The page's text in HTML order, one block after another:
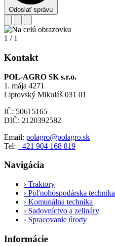
Odoslať správu
1 / 1
Kontakt
POL-AGRO SK s.r.o.
1. mája 4271
Liptovský Mikuláš 031 01
IČ: 50615165
DIČ: 2120392582
Email: polagro@polagro.sk
Tel: +421 904 168 819
Navigácia
› Traktory
› Poľnohospodárska technika
› Komunálna technika
› Sadovníctvo a zelináry
› Spracovanie úrody
Informácie